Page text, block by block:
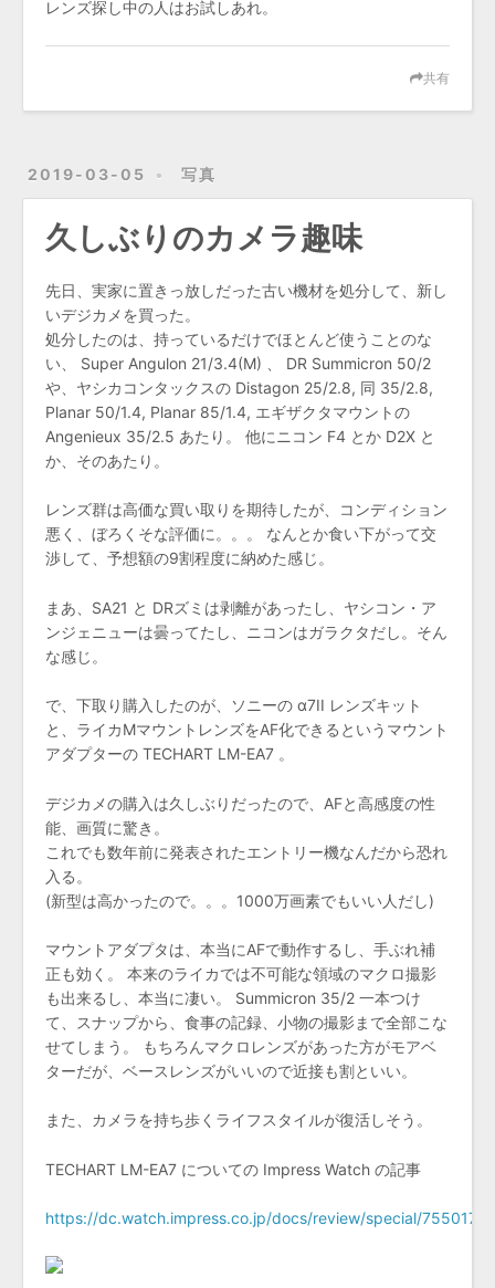
レンズ探し中の人はお試しあれ。
共有
2019-03-05 写真
久しぶりのカメラ趣味
先日、実家に置きっ放しだった古い機材を処分して、新し
いデジカメを買った。
処分したのは、持っているだけでほとんど使うことのな
い、 Super Angulon 21/3.4(M) 、 DR Summicron 50/2
や、ヤシカコンタックスの Distagon 25/2.8, 同 35/2.8,
Planar 50/1.4, Planar 85/1.4, エギザクタマウントの
Angenieux 35/2.5 あたり。 他にニコン F4 とか D2X と
か、そのあたり。
レンズ群は高価な買い取りを期待したが、コンディション
悪く、ぼろくそな評価に。。。 なんとか食い下がって交
渉して、予想額の9割程度に納めた感じ。
まあ、SA21 と DRズミは剥離があったし、ヤシコン・ア
ンジェニューは曇ってたし、ニコンはガラクタだし。そん
な感じ。
で、下取り購入したのが、ソニーの α7II レンズキット
と、ライカMマウントレンズをAF化できるというマウント
アダプターの TECHART LM-EA7 。
デジカメの購入は久しぶりだったので、AFと高感度の性
能、画質に驚き。
これでも数年前に発表されたエントリー機なんだから恐れ
入る。
(新型は高かったので。。。1000万画素でもいい人だし)
マウントアダプタは、本当にAFで動作するし、手ぶれ補
正も効く。 本来のライカでは不可能な領域のマクロ撮影
も出来るし、本当に凄い。 Summicron 35/2 一本つけ
て、スナップから、食事の記録、小物の撮影まで全部こな
せてしまう。 もちろんマクロレンズがあった方がモアベ
ターだが、ベースレンズがいいので近接も割といい。
また、カメラを持ち歩くライフスタイルが復活しそう。
TECHART LM-EA7 についての Impress Watch の記事
https://dc.watch.impress.co.jp/docs/review/special/